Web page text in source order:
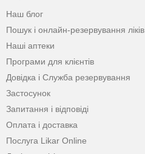
Наш блог
Пошук і онлайн-резервування ліків
Наші аптеки
Програми для клієнтів
Довідка і Служба резервування
Застосунок
Запитання і відповіді
Оплата і доставка
Послуга Likar Online